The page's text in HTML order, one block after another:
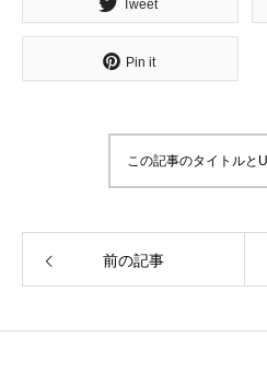
無料で登録したい企業様はこち
北海道最強のビジネス課題解
無料で登録したい企業様はこちら
Tweet
Pin it
この記事のタイトルと
前の記事